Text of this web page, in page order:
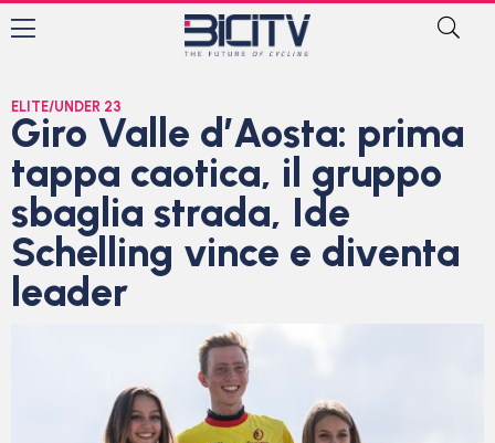
ELITE/UNDER 23
Giro Valle d’Aosta: prima
tappa caotica, il gruppo
sbaglia strada, Ide
Schelling vince e diventa
leader